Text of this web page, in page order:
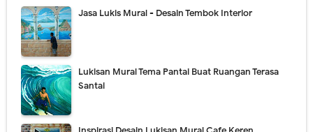
Lukis Mural Dinding Berkualitas & Terbaru 2021
Jasa Lukis Mural Tiga Dimensi Berkualitas
Lukisan Mural Tangga Hiasi Ruangan Tanpa Mahal
Jasa Lukis Mural - Desain Tembok Interior
Lukisan Mural Tema Pantai Buat Ruangan Terasa
Santai